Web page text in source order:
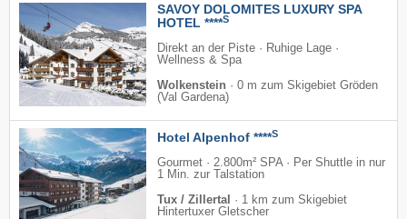
SAVOY DOLOMITES LUXURY SPA
HOTEL ****S
Direkt an der Piste · Ruhige Lage ·
Wellness & Spa
Wolkenstein · 0 m zum Skigebiet Gröden
(Val Gardena)
Hotel Alpenhof ****S
Gourmet · 2.800m² SPA · Per Shuttle in nur
1 Min. zur Talstation
Tux / Zillertal
· 1 km zum Skigebiet
Hintertuxer Gletscher